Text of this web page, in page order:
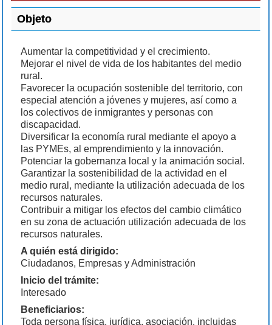
Objeto
Aumentar la competitividad y el crecimiento.
Mejorar el nivel de vida de los habitantes del medio
rural.
Favorecer la ocupación sostenible del territorio, con
especial atención a jóvenes y mujeres, así como a
los colectivos de inmigrantes y personas con
discapacidad.
Diversificar la economía rural mediante el apoyo a
las PYMEs, al emprendimiento y la innovación.
Potenciar la gobernanza local y la animación social.
Garantizar la sostenibilidad de la actividad en el
medio rural, mediante la utilización adecuada de los
recursos naturales.
Contribuir a mitigar los efectos del cambio climático
en su zona de actuación utilización adecuada de los
recursos naturales.
A quién está dirigido:
Ciudadanos, Empresas y Administración
Inicio del trámite:
Interesado
Beneficiarios:
Toda persona física, jurídica, asociación, incluidas